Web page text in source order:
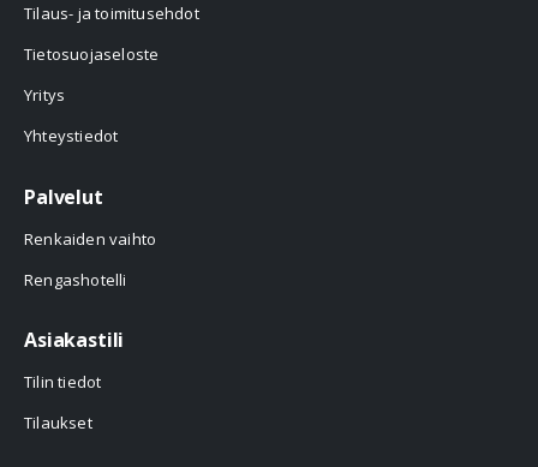
Tilaus- ja toimitusehdot
Tietosuojaseloste
Yritys
Yhteystiedot
Palvelut
Renkaiden vaihto
Rengashotelli
Asiakastili
Tilin tiedot
Tilaukset